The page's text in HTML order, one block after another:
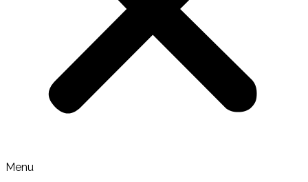
Menu